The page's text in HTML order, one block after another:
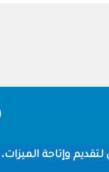
حقوق النشر
وإتاحة